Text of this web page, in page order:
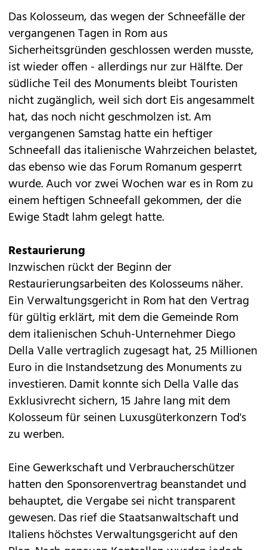
Das Kolosseum, das wegen der Schneefälle der
vergangenen Tagen in Rom aus
Sicherheitsgründen geschlossen werden musste,
ist wieder offen - allerdings nur zur Hälfte. Der
südliche Teil des Monuments bleibt Touristen
nicht zugänglich, weil sich dort Eis angesammelt
hat, das noch nicht geschmolzen ist. Am
vergangenen Samstag hatte ein heftiger
Schneefall das italienische Wahrzeichen belastet,
das ebenso wie das Forum Romanum gesperrt
wurde. Auch vor zwei Wochen war es in Rom zu
einem heftigen Schneefall gekommen, der die
Ewige Stadt lahm gelegt hatte.
Restaurierung
Inzwischen rückt der Beginn der
Restaurierungsarbeiten des Kolosseums näher.
Ein Verwaltungsgericht in Rom hat den Vertrag
für gültig erklärt, mit dem die Gemeinde Rom
dem italienischen Schuh-Unternehmer Diego
Della Valle vertraglich zugesagt hat, 25 Millionen
Euro in die Instandsetzung des Monuments zu
investieren. Damit konnte sich Della Valle das
Exklusivrecht sichern, 15 Jahre lang mit dem
Kolosseum für seinen Luxusgüterkonzern Tod's
zu werben.
Eine Gewerkschaft und Verbraucherschützer
hatten den Sponsorenvertrag beanstandet und
behauptet, die Vergabe sei nicht transparent
gewesen. Das rief die Staatsanwaltschaft und
Italiens höchstes Verwaltungsgericht auf den